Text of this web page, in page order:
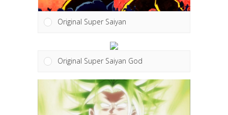
tạo blog
Original Super Saiyan
Original Super Saiyan God